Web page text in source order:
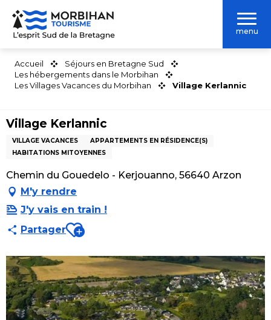
Aller
contenu
menu
Accueil
Séjours en Bretagne Sud
Les hébergements dans le Morbihan
Les Villages Vacances du Morbihan
Village Kerlannic
Village Kerlannic
VILLAGE VACANCES
APPARTEMENTS EN RÉSIDENCE(S)
HABITATIONS MITOYENNES
Chemin du Gouedelo - Kerjouanno, 56640 Arzon
M'y rendre
J'y vais en train !
PartagerAjouter aux favoris